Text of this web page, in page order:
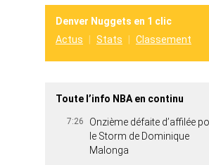
Denver Nuggets en 1 clic
Actus
Stats Classement
Toute l’info NBA en continu
7:26
Onzième défaite d’affilée
le Storm de Dominique
Malonga